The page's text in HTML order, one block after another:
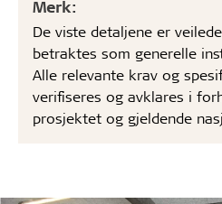
Merk:
De viste detaljene er
betraktes som generelle
Alle relevante krav og
verifiseres og avklares i
prosjektet og gjeldende